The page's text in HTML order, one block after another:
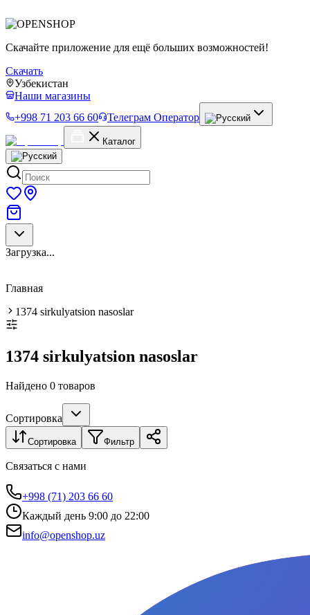
Скачайте приложение для ещё больших возможностей!
Скачать
Узбекистан
Наши магазины
+998 71 203 66 60
Телеграм Оператор
Каталог
Загрузка...
Главная
1374 sirkulyatsion nasoslar
1374 sirkulyatsion nasoslar
Найдено 0 товаров
Сортировка
Сортировка Фильтр
Связаться с нами
+998 (71) 203 66 60
Каждый день 9:00 до 22:00
info@openshop.uz